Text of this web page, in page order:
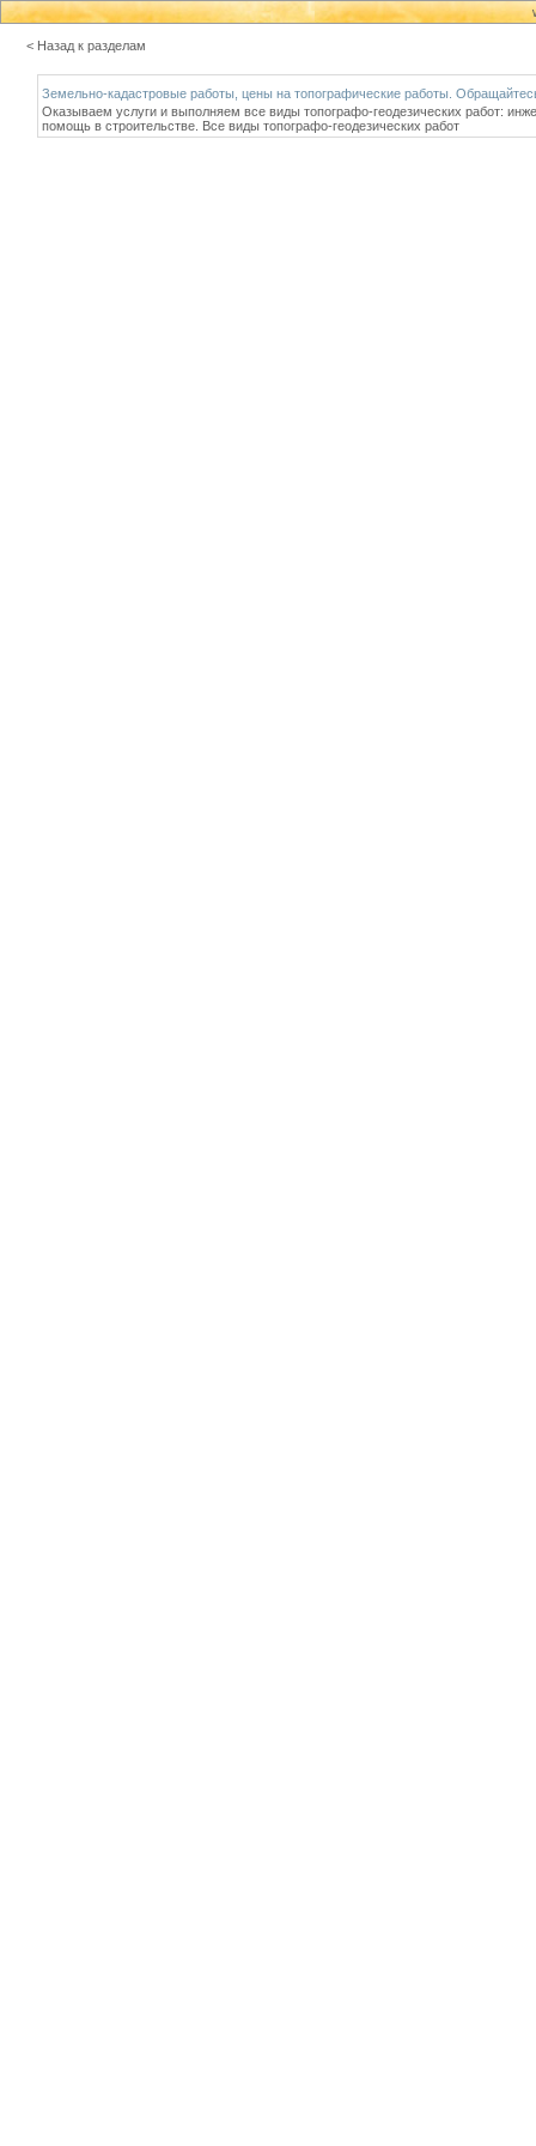
< Назад к разделам
Земельно-кадастровые работы, цены на топографические работы.
Оказываем услуги и выполняем все виды топографо-геодезических работ:
помощь в строительстве. Все виды топографо-геодезических работ